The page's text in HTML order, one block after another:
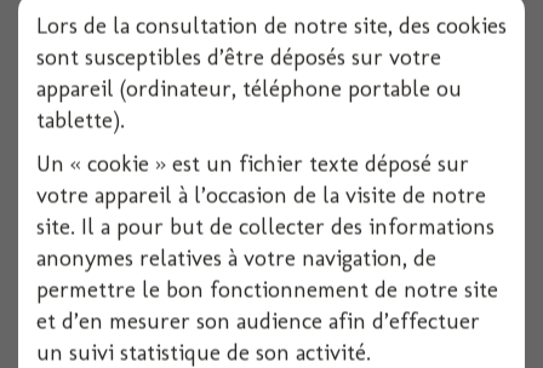
Voir
Lors de la consultation de notre site, des cookies
sont susceptibles d’être déposés sur votre
appareil (ordinateur, téléphone portable ou
tablette).
Un « cookie » est un fichier texte déposé sur
votre appareil à l’occasion de la visite de notre
site. Il a pour but de collecter des informations
anonymes relatives à votre navigation, de
permettre le bon fonctionnement de notre site
et d’en mesurer son audience afin d’effectuer
un suivi statistique de son activité.